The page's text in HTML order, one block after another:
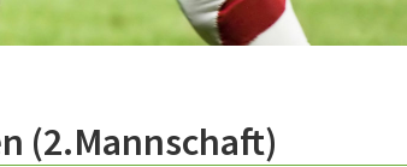
(2.Mannschaft)